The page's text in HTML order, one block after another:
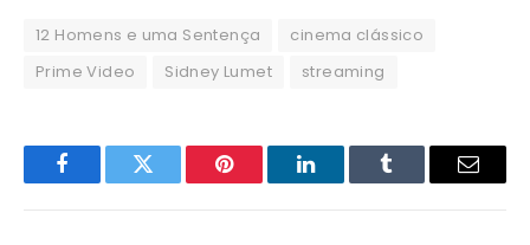
12 Homens e uma Sentença
cinema clássico
Prime Video
Sidney Lumet streaming
FacebookTwitter Pinterest LinkedInTumblr Email